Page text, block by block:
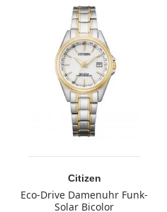
Citizen
Eco-Drive Damenuhr Funk-
Solar Bicolor